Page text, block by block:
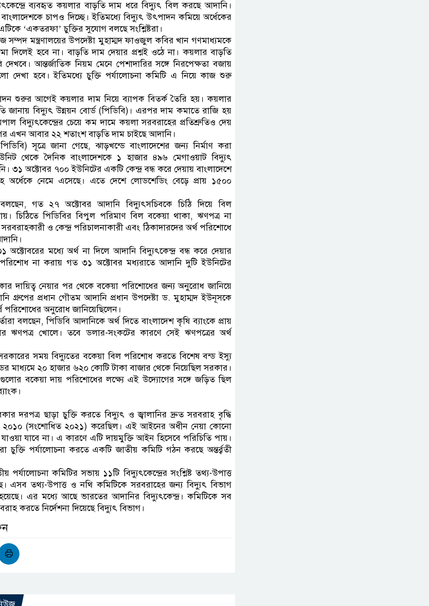
ব্যবহৃত কয়লার বাড়তি দাম ধরে বিদ্যুৎ বিল করছে আদানি।
চাপও দিচ্ছে। ইতিমধ্যে বিদ্যুৎ উৎপাদন কমিয়ে অর্ধেকের
‘একতরফা’ চুক্তির সুযোগ বলছে সংশ্লিষ্টরা।
সম্পদ মন্ত্রণালয়ের উপদেষ্টা মুহাম্মদ ফাওজুল কবির খান গণমাধ্যমকে
দিলেই হবে না। বাড়তি দাম দেয়ার প্রশ্নই ওঠে না। কয়লার বাড়তি
দেখবে। আন্তর্জাতিক নিয়ম মেনে পেশাদারির সঙ্গে নিরপেক্ষতা বজায়
দেখা হবে। ইতিমধ্যে চুক্তি পর্যালোচনা কমিটি এ নিয়ে কাজ শুরু
শুরুর আগেই কয়লার দাম নিয়ে ব্যাপক বিতর্ক তৈরি হয়। কয়লার
জানায় বিদ্যুৎ উন্নয়ন বোর্ড (পিডিবি)। এরপর দাম কমাতে রাজি হয়
বিদ্যুৎকেন্দ্রের চেয়ে কম দামে কয়লা সরবরাহের প্রতিশ্রুতিও দেয়
এখন আবার ২২ শতাংশ বাড়তি দাম চাইছে আদানি।
সূত্রে জানা গেছে, ঝাড়খন্ডে বাংলাদেশের জন্য নির্মাণ করা
থেকে দৈনিক বাংলাদেশকে ১ হাজার ৪৯৬ মেগাওয়াট বিদ্যুৎ
৩১ অক্টোবর ৭০০ ইউনিটের একটি কেন্দ্র বন্ধ করে দেয়ায় বাংলাদেশে
অর্ধেকে নেমে এসেছে। এতে দেশে লোডশেডিং বেড়ে প্রায় ১৫০০
বলছেন, গত ২৭ অক্টোবর আদানি বিদ্যুৎসচিবকে চিঠি দিয়ে বিল
চিঠিতে পিডিবির বিপুল পরিমাণ বিল বকেয়া থাকা, ঋণপত্র না
ও কেন্দ্র পরিচালনাকারী এবং ঠিকাদারদের অর্থ পরিশোধে
অক্টোবরের মধ্যে অর্থ না দিলে আদানি বিদ্যুৎকেন্দ্র বন্ধ করে দেয়ার
না করায় গত ৩১ অক্টোবর মধ্যরাতে আদানি দুটি ইউনিটের
দায়িত্ব নেয়ার পর থেকে বকেয়া পরিশোধের জন্য অনুরোধ জানিয়ে
গ্রুপের প্রধান গৌতম আদানি প্রধান উপদেষ্টা ড. মুহাম্মদ ইউনূসকে
পরিশোধের অনুরোধ জানিয়েছিলেন।
বলছেন, পিডিবি আদানিকে অর্থ দিতে বাংলাদেশ কৃষি ব্যাংকে প্রায়
ঋণপত্র খোলে। তবে ডলার-সংকটের কারণে সেই ঋণপত্রের অর্থ
সময় বিদ্যুতের বকেয়া বিল পরিশোধ করতে বিশেষ বন্ড ইস্যু
মাধ্যমে ২০ হাজার ৬২০ কোটি টাকা বাজার থেকে নিয়েছিল সরকার।
বকেয়া দায় পরিশোধের লক্ষ্যে এই উদ্যোগের সঙ্গে জড়িত ছিল
দরপত্র ছাড়া চুক্তি করতে বিদ্যুৎ ও জ্বালানির দ্রুত সরবরাহ বৃদ্ধি
২০১০ (সংশোধিত ২০২১) করেছিল। এই আইনের অধীন নেয়া কোনো
যাওয়া যাবে না। এ কারণে এটি দায়মুক্তি আইন হিসেবে পরিচিতি পায়।
পর্যালোচনা করতে একটি জাতীয় কমিটি গঠন করছে অন্তর্র্বতী
পর্যালোচনা কমিটির সভায় ১১টি বিদ্যুৎকেন্দ্রের সংশ্লিষ্ট তথ্য-উপাত্ত
এসব তথ্য-উপাত্ত ও নথি কমিটিকে সরবরাহের জন্য বিদ্যুৎ বিভাগ
হয়েছে। এর মধ্যে আছে ভারতের আদানির বিদ্যুৎকেন্দ্র। কমিটিকে সব
করতে নির্দেশনা দিয়েছে বিদ্যুৎ বিভাগ।